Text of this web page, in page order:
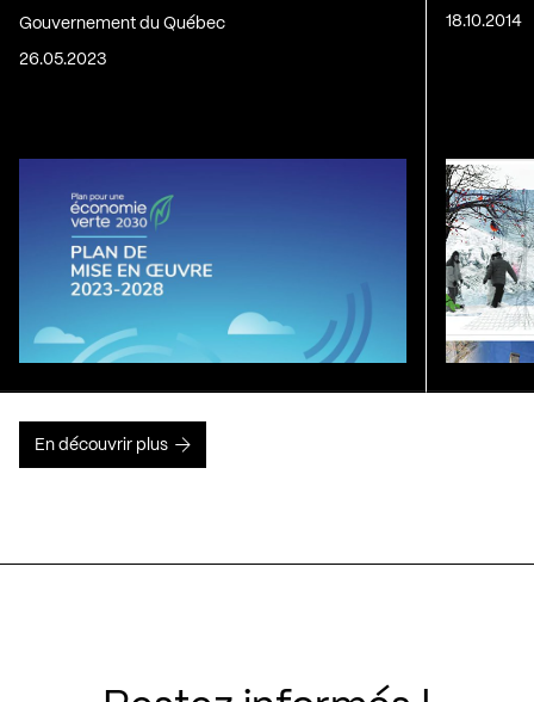
Gouvernement du Québec
26.05.2023
18.10.2014
En découvrir plus